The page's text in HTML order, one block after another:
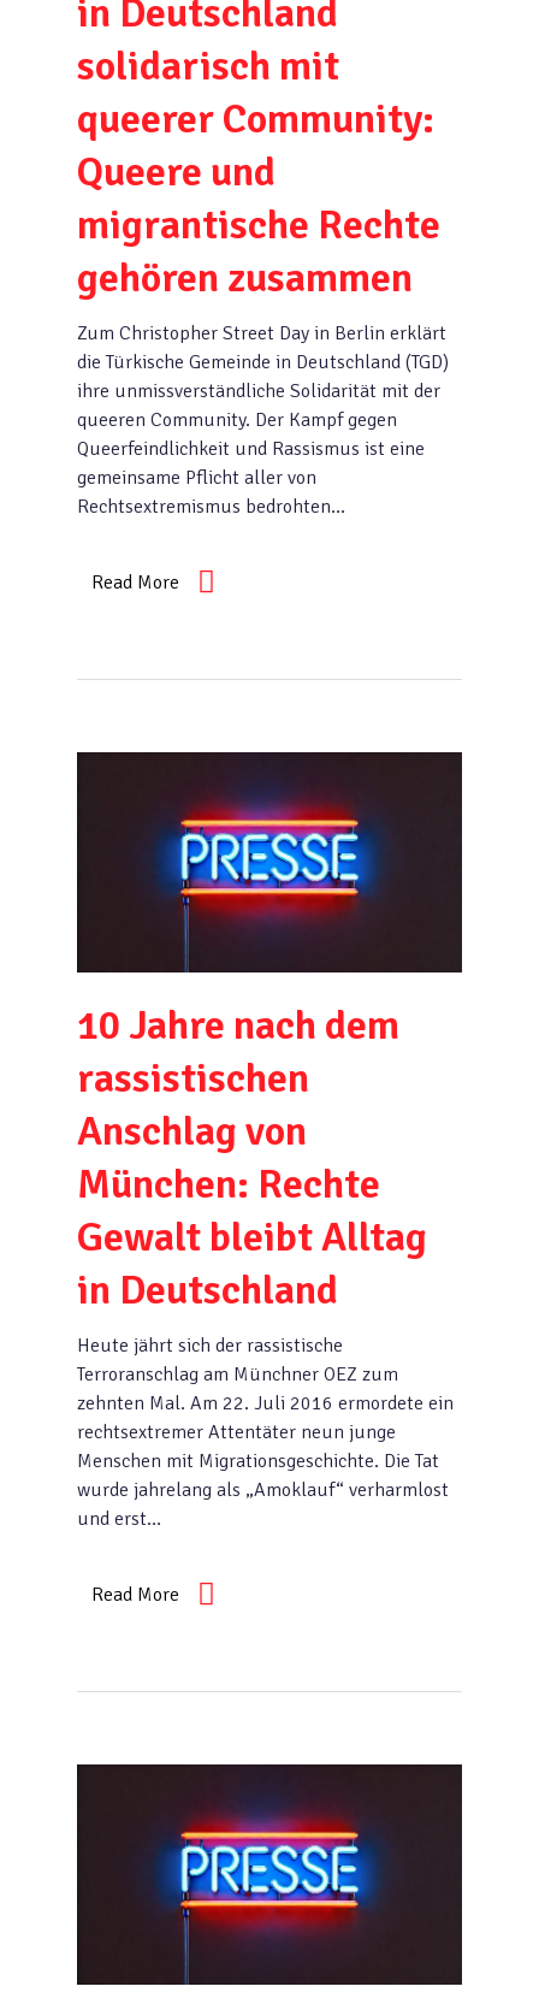
in Deutschland
solidarisch mit
queerer Community:
Queere und
migrantische Rechte
gehören zusammen
Zum Christopher Street Day in Berlin erklärt
die Türkische Gemeinde in Deutschland (TGD)
ihre unmissverständliche Solidarität mit der
queeren Community. Der Kampf gegen
Queerfeindlichkeit und Rassismus ist eine
gemeinsame Pflicht aller von
Rechtsextremismus bedrohten…
Read More
10 Jahre nach dem
rassistischen
Anschlag von
München: Rechte
Gewalt bleibt Alltag
in Deutschland
Heute jährt sich der rassistische
Terroranschlag am Münchner OEZ zum
zehnten Mal. Am 22. Juli 2016 ermordete ein
rechtsextremer Attentäter neun junge
Menschen mit Migrationsgeschichte. Die Tat
wurde jahrelang als „Amoklauf“ verharmlost
und erst…
Read More